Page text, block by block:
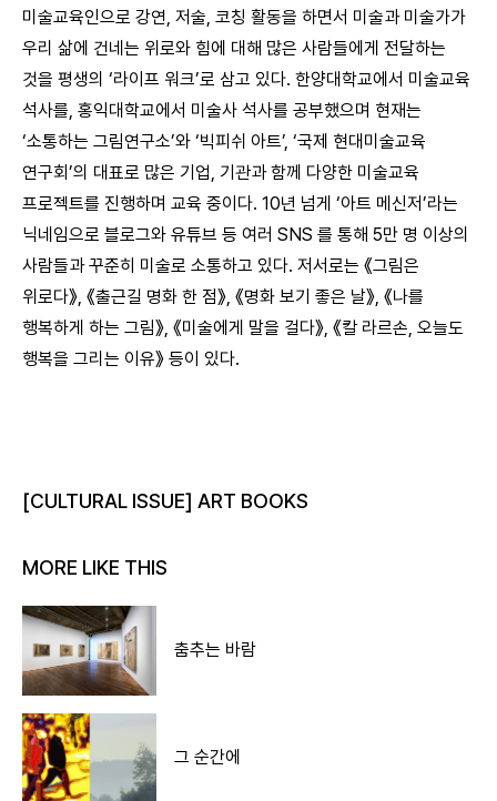
미술교육인으로 강연, 저술, 코칭 활동을 하면서 미술과 미술가가
우리 삶에 건네는 위로와 힘에 대해 많은 사람들에게 전달하는
것을 평생의 ‘라이프 워크’로 삼고 있다. 한양대학교에서 미술교육
석사를, 홍익대학교에서 미술사 석사를 공부했으며 현재는
‘소통하는 그림연구소’와 ‘빅피쉬 아트’, ‘국제 현대미술교육
연구회’의 대표로 많은 기업, 기관과 함께 다양한 미술교육
프로젝트를 진행하며 교육 중이다. 10년 넘게 ‘아트 메신저’라는
닉네임으로 블로그와 유튜브 등 여러 SNS 를 통해 5만 명 이상의
사람들과 꾸준히 미술로 소통하고 있다. 저서로는 《그림은
위로다》, 《출근길 명화 한 점》, 《명화 보기 좋은 날》, 《나를
행복하게 하는 그림》, 《미술에게 말을 걸다》, 《칼 라르손, 오늘도
행복을 그리는 이유》 등이 있다.
[CULTURAL ISSUE] ART BOOKS
MORE LIKE THIS
춤추는 바람
그 순간에